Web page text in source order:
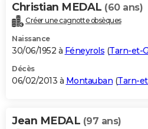
Christian MEDAL (60 ans)
Créer une cagnotte obsèques
Naissance
30/06/1952 à Féneyrols (Tarn-et-
Décès
06/02/2013 à Montauban (Tarn-
Jean MEDAL (97 ans)